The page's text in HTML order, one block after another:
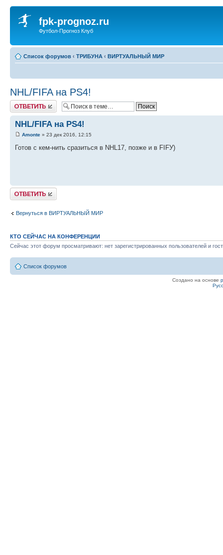
fpk-prognoz.ru
Футбол-Прогноз Клуб
Список форумов ‹ ТРИБУНА ‹ ВИРТУАЛЬНЫЙ МИР
NHL/FIFA на PS4!
Ответить
NHL/FIFA на PS4!
Amonte » 23 дек 2016, 12:15
Готов с кем-нить сразиться в NHL17, позже и в FIFУ)
Ответить
Вернуться в ВИРТУАЛЬНЫЙ МИР
КТО СЕЙЧАС НА КОНФЕРЕНЦИИ
Сейчас этот форум просматривают: нет зарегистрированных пользователей и
Список форумов
Создано на основе